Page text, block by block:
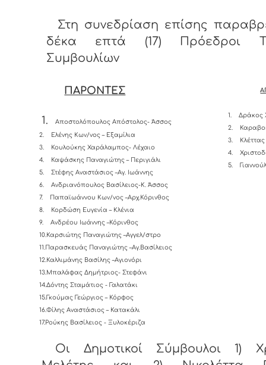
Στη συνεδρίαση επίσης
δέκα επτά (17) Πρόεδροι
Συμβουλίων
ΠΑΡΟΝΤΕΣ
1.
Αποστολόπουλος Απόστολος- Άσσος
2.
Ελένης Κων/νος – Εξαμίλια
3.
Κουλούκης Χαράλαμπος- Λέχαιο
4.
Καψάσκης Παναγιώτης – Περιγιάλι
5.
Στέφης Αναστάσιος –Αγ. Ιωάννης
6.
Ανδριανόπουλος Βασίλειος-K. Άσσος
7.
Παπαϊωάννου Κων/νος –Αρχ.Κόρινθος
8.
Κορδώση Ευγενία – Κλένια
9.
Ανδρέου Ιωάννης –Κόρινθος
10.Καρσιώτης Παναγιώτης –Αγγελ/στρο
11.Παρασκευάς Παναγιώτης –Αγ.Βασίλειος
12.Καλλιμάνης Βασίλης –Αγιονόρι
13.Μπαλάφας Δημήτριος- Στεφάνι
14.Δόντης Σταμάτιος - Γαλατάκι
15.Γκούμας Γεώργιος – Κόρφος
16.Φίλης Αναστάσιος – Κατακάλι
17.Ρούκης Βασίλειος - Ξυλοκέριζα
1.
Δράκος
2.
3.
4.
5.
Οι Δημοτικοί Σύμβουλοι 1)